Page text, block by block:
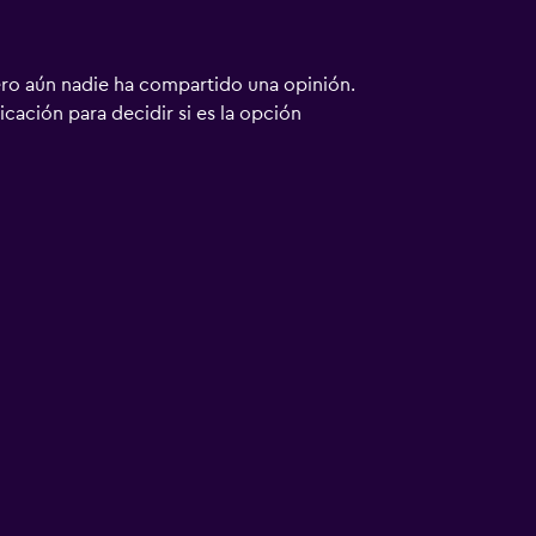
aún nadie ha compartido una opinión.
para decidir si es la opción